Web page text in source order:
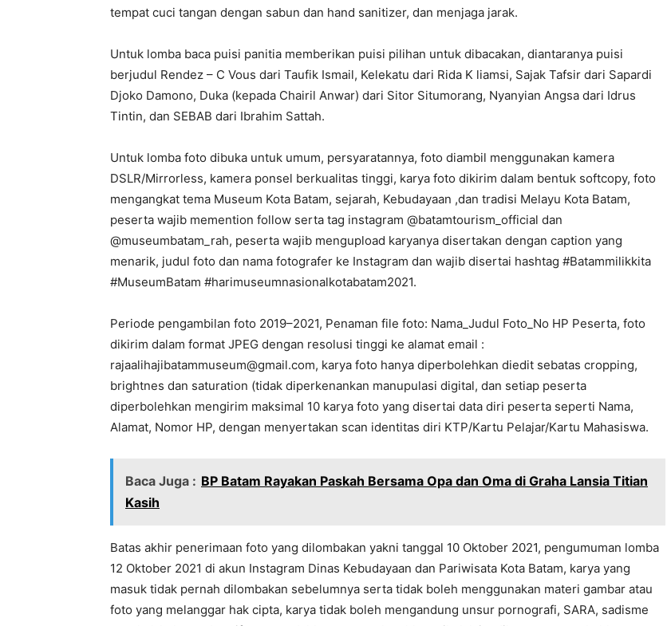
tempat cuci tangan dengan sabun dan hand sanitizer, dan menjaga jarak.
Untuk lomba baca puisi panitia memberikan puisi pilihan untuk dibacakan, diantaranya puisi
berjudul Rendez – C Vous dari Taufik Ismail, Kelekatu dari Rida K liamsi, Sajak Tafsir dari Sapardi
Djoko Damono, Duka (kepada Chairil Anwar) dari Sitor Situmorang, Nyanyian Angsa dari Idrus
Tintin, dan SEBAB dari Ibrahim Sattah.
Untuk lomba foto dibuka untuk umum, persyaratannya, foto diambil menggunakan kamera
DSLR/Mirrorless, kamera ponsel berkualitas tinggi, karya foto dikirim dalam bentuk softcopy, foto
mengangkat tema Museum Kota Batam, sejarah, Kebudayaan ,dan tradisi Melayu Kota Batam,
peserta wajib memention follow serta tag instagram @batamtourism_official dan
@museumbatam_rah, peserta wajib mengupload karyanya disertakan dengan caption yang
menarik, judul foto dan nama fotografer ke Instagram dan wajib disertai hashtag #Batammilikkita
#MuseumBatam #harimuseumnasionalkotabatam2021.
Periode pengambilan foto 2019–2021, Penaman file foto: Nama_Judul Foto_No HP Peserta, foto
dikirim dalam format JPEG dengan resolusi tinggi ke alamat email :
rajaalihajibatammuseum@gmail.com, karya foto hanya diperbolehkan diedit sebatas cropping,
brightnes dan saturation (tidak diperkenankan manupulasi digital, dan setiap peserta
diperbolehkan mengirim maksimal 10 karya foto yang disertai data diri peserta seperti Nama,
Alamat, Nomor HP, dengan menyertakan scan identitas diri KTP/Kartu Pelajar/Kartu Mahasiswa.
Baca Juga : BP Batam Rayakan Paskah Bersama Opa dan Oma di Graha Lansia Titian
Kasih
Batas akhir penerimaan foto yang dilombakan yakni tanggal 10 Oktober 2021, pengumuman lomba
12 Oktober 2021 di akun Instagram Dinas Kebudayaan dan Pariwisata Kota Batam, karya yang
masuk tidak pernah dilombakan sebelumnya serta tidak boleh menggunakan materi gambar atau
foto yang melanggar hak cipta, karya tidak boleh mengandung unsur pornografi, SARA, sadisme